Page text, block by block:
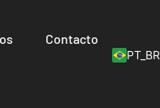
Contacto
PT_BR